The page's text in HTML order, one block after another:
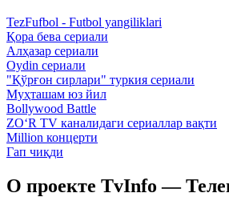
TezFufbol - Futbol yangiliklari
Қора бева сериали
Алҳазар сериали
Oydin сериали
"Қўрғон сирлари" туркия сериали
Муҳташам юз йил
Bollywood Battle
ZO‘R TV каналидаги сериаллар вақти
Million концерти
Гап чиқди
О проекте TvInfo —